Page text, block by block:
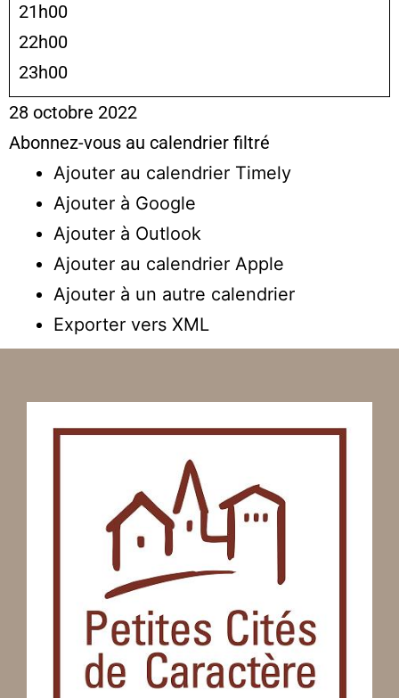
21h00
22h00
23h00
28 octobre 2022
Abonnez-vous au calendrier filtré
Ajouter au calendrier Timely
Ajouter à Google
Ajouter à Outlook
Ajouter au calendrier Apple
Ajouter à un autre calendrier
Exporter vers XML